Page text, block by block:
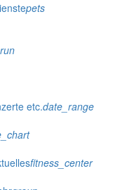
pets
etc.date_range
fitness_center